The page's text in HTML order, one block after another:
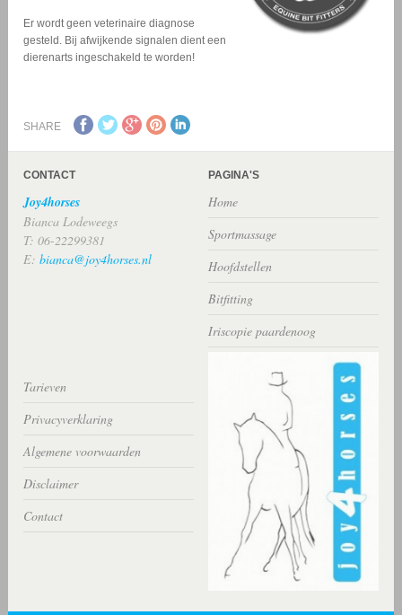
Er wordt geen veterinaire diagnose
gesteld. Bij afwijkende signalen dient een
dierenarts ingeschakeld te worden!
SHARE
CONTACT
Joy4horses
Bianca Lodeweegs
T: 06-22299381
E:bianca@joy4horses.nl
PAGINA'S
Home
Sportmassage
Hoofdstellen
Bitfitting
Iriscopie paardenoog
Tarieven
Privacyverklaring
Algemene voorwaarden
Disclaimer
Contact